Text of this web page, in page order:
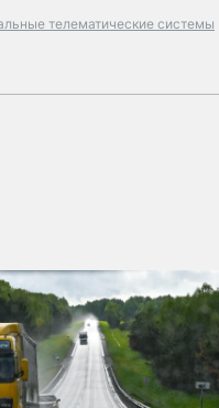
телематические системы